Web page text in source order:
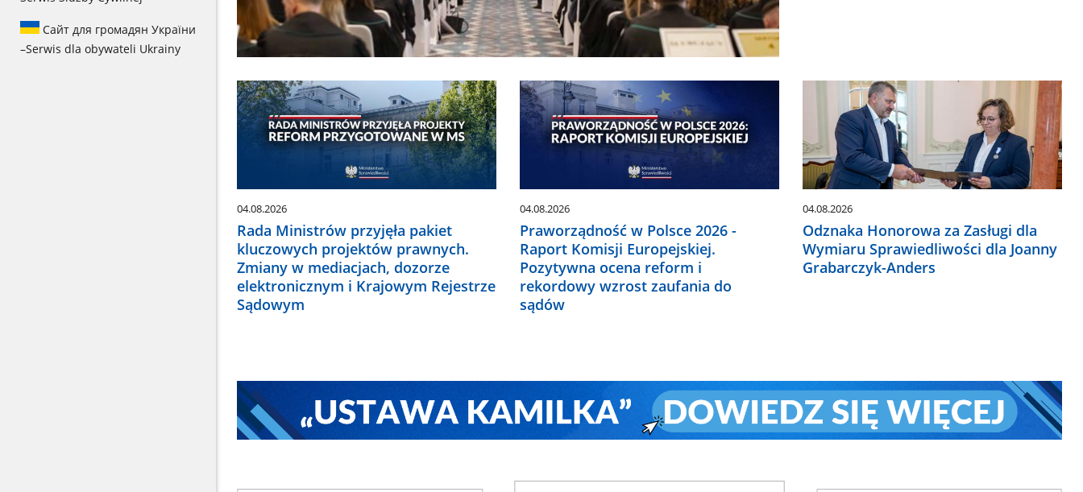
Сайт для громадян України
–Serwis dla obywateli Ukrainy
04.08.2026
Rada Ministrów przyjęła pakiet
kluczowych projektów prawnych.
Zmiany w mediacjach, dozorze
elektronicznym i Krajowym Rejestrze
Sądowym
04.08.2026
Praworządność w Polsce 2026 -
Raport Komisji Europejskiej.
Pozytywna ocena reform i
rekordowy wzrost zaufania do
sądów
04.08.2026
Odznaka Honorowa za Zasługi dla
Wymiaru Sprawiedliwości dla Joanny
Grabarczyk-Anders